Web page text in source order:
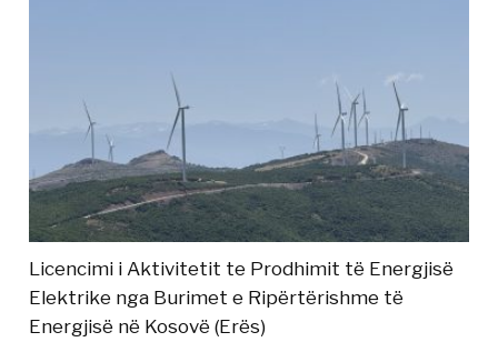
Licencimi i Aktivitetit te Prodhimit të Energjisë
Elektrike nga Burimet e Ripërtërishme të
Energjisë në Kosovë (Erës)